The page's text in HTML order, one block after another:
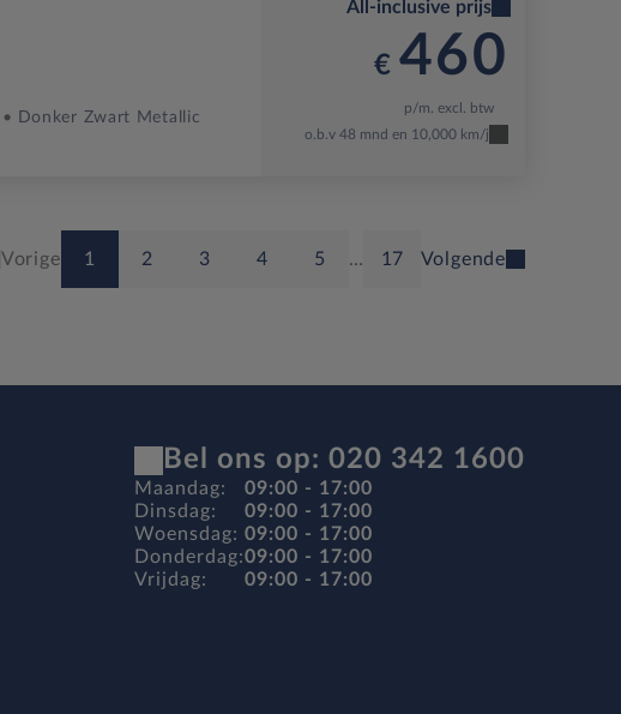
Donker Zwart Metallic
All-inclusive prijs
€ 460
p/m. excl. btw
o.b.v 48 mnd en 10,000 km/j
Vorige 1 2 3 4 5 … 17 Volgende
Bel ons op: 020 342 1600
Maandag:
Dinsdag:
Woensdag:
Donderdag:
Vrijdag:
09:00 - 17:00
09:00 - 17:00
09:00 - 17:00
09:00 - 17:00
09:00 - 17:00